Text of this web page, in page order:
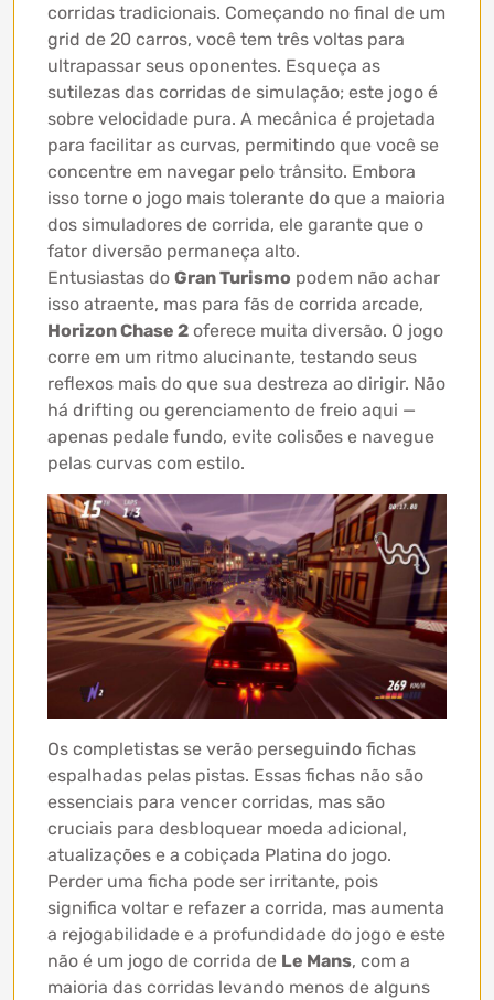
corridas tradicionais. Começando no final de um
grid de 20 carros, você tem três voltas para
ultrapassar seus oponentes. Esqueça as
sutilezas das corridas de simulação; este jogo é
sobre velocidade pura. A mecânica é projetada
para facilitar as curvas, permitindo que você se
concentre em navegar pelo trânsito. Embora
isso torne o jogo mais tolerante do que a maioria
dos simuladores de corrida, ele garante que o
fator diversão permaneça alto.
Entusiastas do Gran Turismo podem não achar
isso atraente, mas para fãs de corrida arcade,
Horizon Chase 2 oferece muita diversão. O jogo
corre em um ritmo alucinante, testando seus
reflexos mais do que sua destreza ao dirigir. Não
há drifting ou gerenciamento de freio aqui —
apenas pedale fundo, evite colisões e navegue
pelas curvas com estilo.
Os completistas se verão perseguindo fichas
espalhadas pelas pistas. Essas fichas não são
essenciais para vencer corridas, mas são
cruciais para desbloquear moeda adicional,
atualizações e a cobiçada Platina do jogo.
Perder uma ficha pode ser irritante, pois
significa voltar e refazer a corrida, mas aumenta
a rejogabilidade e a profundidade do jogo e este
não é um jogo de corrida de Le Mans, com a
maioria das corridas levando menos de alguns